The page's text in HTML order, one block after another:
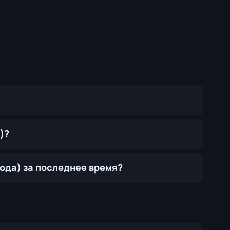
за последнее время?